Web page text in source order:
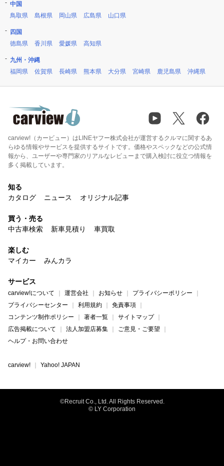
中国
鳥取県
島根県 岡山県 広島県 山口県
四国
徳島県
香川県 愛媛県 高知県
九州・沖縄
福岡県
佐賀県 長崎県 熊本県 大分県 宮崎県 鹿児島県 沖縄県
carview!（カービュー）はLINEヤフー株式会社が運営するクルマに関するあ
らゆる情報やサービスを提供するサイトです。価格やスペックなどの公式情
報から、ユーザーや専門家のリアルなレビューまで購入検討に役立つ情報を
多く掲載しています。
知る
カタログ
ニュース オリジナル記事
買う・売る
中古車検索
新車見積り 車買取
楽しむ
マイカー
みんカラ
サービス
carview!について 運営会社 お知らせ
プライバシーポリシー
プライバシーセンター
利用規約
免責事項
コンテンツ制作ポリシー
著者一覧
サイトマップ
広告掲載について
法人加盟店募集
ご意見・ご要望
ヘルプ・お問い合わせ
carview! Yahoo! JAPAN
©Recruit Co., Ltd. All Rights Reserved.
© LY Corporation